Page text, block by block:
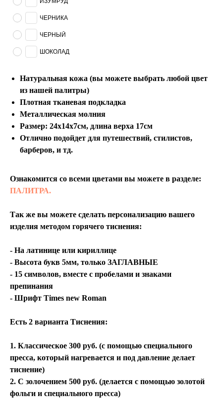
ЧЕРНИКА
ЧЕРНЫЙ
ШОКОЛАД
Натуральная кожа (вы можете выбрать любой цвет
из нашей палитры)
Плотная тканевая подкладка
Металлическая молния
Размер: 24х14х7см, длина верха 17см
Отлично подойдет для путешествий, стилистов,
барберов, и тд.
Ознакомится со всеми цветами вы можете в разделе:
ПАЛИТРА.
Так же вы можете сделать персонализацию вашего
изделия методом горячего тиснения:
- На латинице или кириллице
- Высота букв 5мм, только ЗАГЛАВНЫЕ
- 15 символов, вместе с пробелами и знаками
препинания
- Шрифт Times new Roman
Есть 2 варианта Тиснения:
1. Классическое 300 руб. (с помощью специального
пресса, который нагревается и под давление делает
тиснение)
2. С золочением 500 руб. (делается с помощью золотой
фольги и специального пресса)